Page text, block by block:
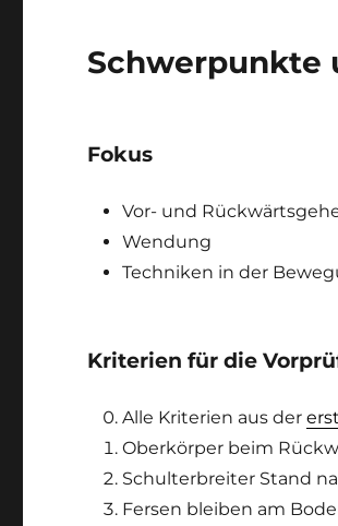
Schwerpunkte
Fokus
Vor- und
Wendung
Techniken in der
Kriterien für die
Alle Kriterien aus der
Oberkörper beim
Schulterbreiter Stand
Fersen bleiben am